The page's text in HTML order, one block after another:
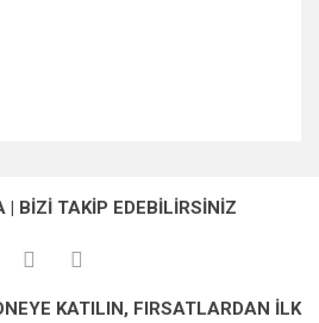
ederiz.
bilgiler bulunuyor.
| BİZİ TAKİP EDEBİLİRSİNİZ
KATILIN, FIRSATLARDAN İLK